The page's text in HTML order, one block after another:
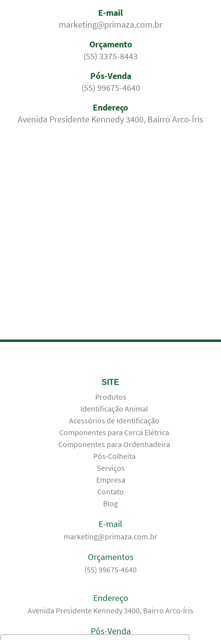
E-mail
marketing@primaza.com.br
Orçamento
(55) 3375-8443
Pós-Venda
(55) 99675-4640
Endereço
Avenida Presidente Kennedy 3400, Bairro Arco-Íris
SITE
Produtos
Identificação Animal
Acessórios de Identificação
Componentes para Cerca Elétrica
Componentes para Ordenhadeira
Pós-Colheita
Serviços
Empresa
Contato
Blog
E-mail
marketing@primaza.com.br
Orçamentos
(55) 99675-4640
Endereço
Avenida Presidente Kennedy 3400, Bairro Arco-Íris
Pós-Venda